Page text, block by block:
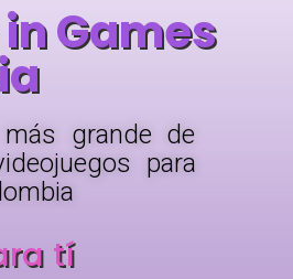
Games
grande de
para
tí